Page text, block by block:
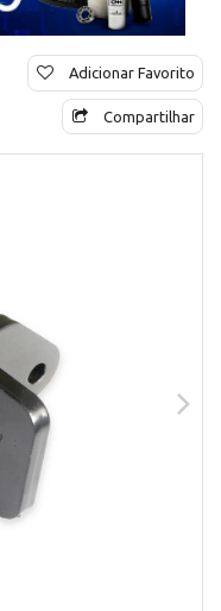
Adicionar Favorito
Compartilhar